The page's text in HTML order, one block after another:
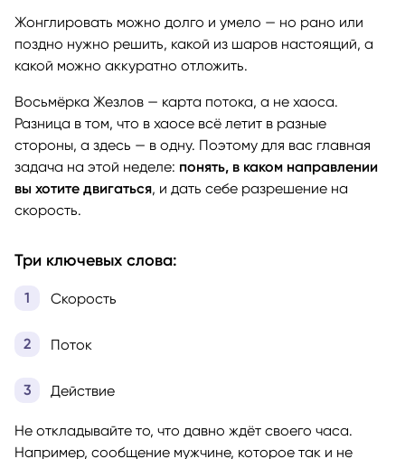
Жонглировать можно долго и умело — но рано или
поздно нужно решить, какой из шаров настоящий, а
какой можно аккуратно отложить.
Восьмёрка Жезлов — карта потока, а не хаоса.
Разница в том, что в хаосе всё летит в разные
стороны, а здесь — в одну. Поэтому для вас главная
задача на этой неделе: понять, в каком направлении
вы хотите двигаться, и дать себе разрешение на
скорость.
Три ключевых слова:
Скорость
Поток
Действие
Не откладывайте то, что давно ждёт своего часа.
Например, сообщение мужчине, которое так и не